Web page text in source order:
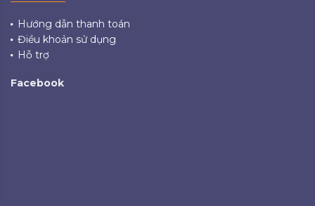
Hướng dẫn thanh toán
Điều khoản sử dụng
Hỗ trợ
Facebook